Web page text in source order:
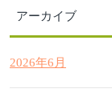
アーカイブ
2026年6月